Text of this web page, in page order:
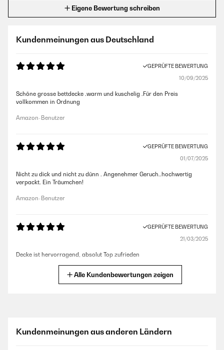
Eigene Bewertung schreiben
Kundenmeinungen aus Deutschland
GEPRÜFTE BEWERTUNG
10/09/2025
Schöne grosse bettdecke .warm und kuschelig .Für den Preis
vollkommen in Ordnung
Amazon-Benutzer
GEPRÜFTE BEWERTUNG
01/07/2025
Nicht zu dick und nicht zu dünn . Angenehmer Geruch..hochwertig
verpackt. Ein Träumchen!
Amazon-Benutzer
GEPRÜFTE BEWERTUNG
21/03/2025
Decke ist hervorragend, absolut Top zufrieden
Schlafe derzeit im Frühling damit und bin wunschlos glücklich. So gut
hab ich lange nicht geschlafen. Kann es nur empfehlen, für Leute die es
Alle Kundenbewertungen zeigen
Kundenmeinungen aus anderen Ländern